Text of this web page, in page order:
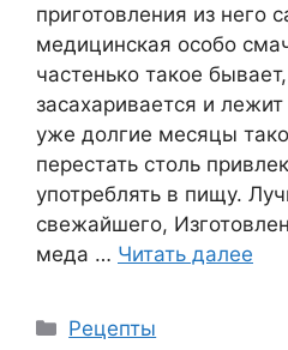
приготовления из него
медицинская особо
частенько такое
засахаривается и
уже долгие месяцы
перестать столь
употреблять в пищу.
свежайшего,
меда … Читать далее
Рубрики
Рецепты